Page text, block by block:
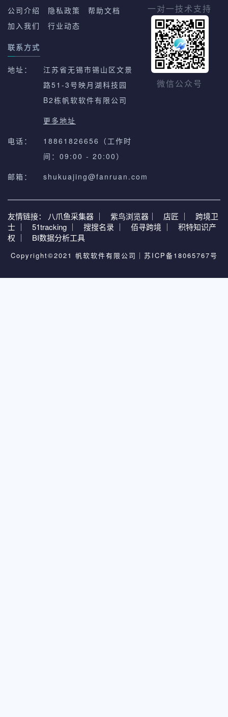
公司介绍 隐私政策
帮助文档
加入我们
行业动态
联系方式
地址：
江苏省无锡市锡山区文景
路51-3号映月湖科技园
B2栋帆软软件有限公司
更多地址
电话：
18861826656（工作时
间：09:00 - 20:00）
邮箱：
shukuajing@fanruan.com
一对一技术支持
微信公众号
友情链接： 八爪鱼采集器 ｜ 紫鸟浏览器｜ 店匠 ｜
跨境卫
士 ｜
51tracking ｜ 搜搜名录 ｜ 佰寻跨境 ｜
积特知识产
权 ｜
BI数据分析工具
Copyright©2021 帆软软件有限公司｜ 苏ICP备18065767号